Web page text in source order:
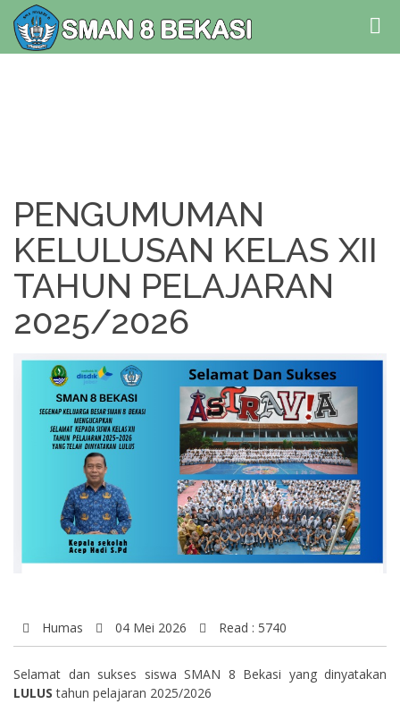
PENGUMUMAN
KELULUSAN KELAS XII
TAHUN PELAJARAN
2025/2026
Humas 04 Mei 2026 Read : 5740
Selamat dan sukses siswa SMAN 8 Bekasi yang dinyatakan
LULUStahun pelajaran 2025/2026